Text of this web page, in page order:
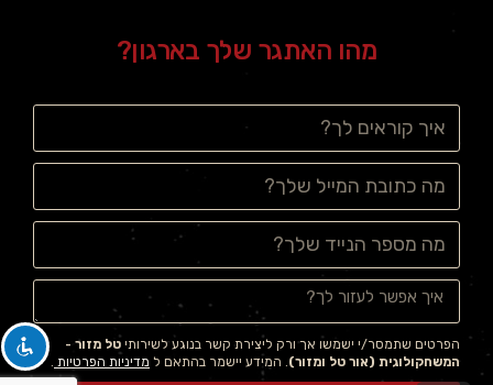
מהו האתגר שלך בארגון?
הפרטים שתמסר/י ישמשו אך ורק ליצירת קשר בנוגע לשירותי טל מזור -
המשחקולוגית (אור טל ומזור). המידע יישמר בהתאם ל מדיניות הפרטיות .